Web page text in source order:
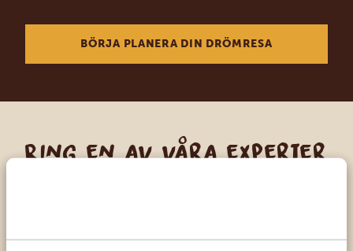
BÖRJA PLANERA DIN DRÖMRESA
Ring en av våra experter